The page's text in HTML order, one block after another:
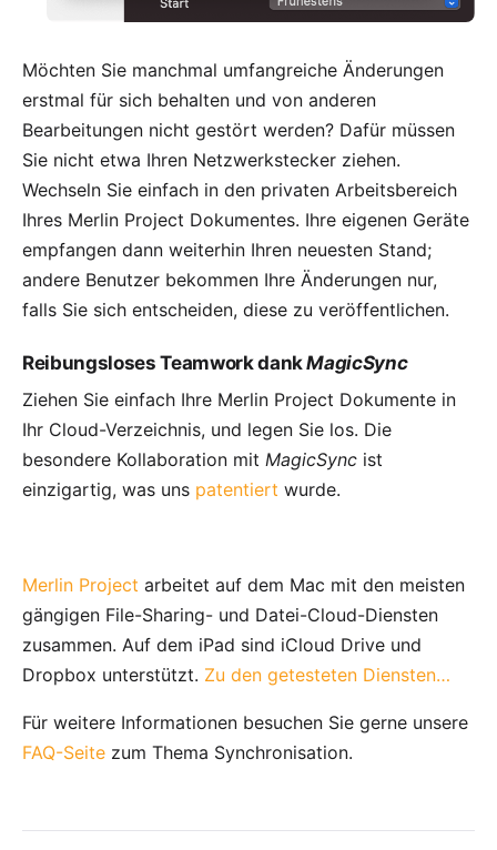
Möchten Sie manchmal umfangreiche Änderungen
erstmal für sich behalten und von anderen
Bearbeitungen nicht gestört werden? Dafür müssen
Sie nicht etwa Ihren Netzwerkstecker ziehen.
Wechseln Sie einfach in den privaten Arbeitsbereich
Ihres Merlin Project Dokumentes. Ihre eigenen Geräte
empfangen dann weiterhin Ihren neuesten Stand;
andere Benutzer bekommen Ihre Änderungen nur,
falls Sie sich entscheiden, diese zu veröffentlichen.
Reibungsloses Teamwork dankMagicSync
Ziehen Sie einfach Ihre Merlin Project Dokumente in
Ihr Cloud-Verzeichnis, und legen Sie los. Die
besondere Kollaboration mit MagicSync ist
einzigartig, was uns patentiert wurde.
Merlin Project arbeitet auf dem Mac mit den meisten
gängigen File-Sharing- und Datei-Cloud-Diensten
zusammen. Auf dem iPad sind iCloud Drive und
Dropbox unterstützt. Zu den getesteten Diensten…
Für weitere Informationen besuchen Sie gerne unsere
FAQ-Seite zum Thema Synchronisation.